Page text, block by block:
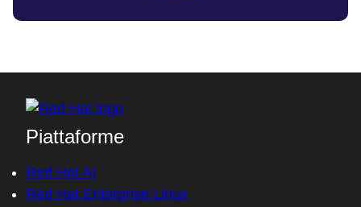
Piattaforme
Red Hat AI
Red Hat Enterprise Linux